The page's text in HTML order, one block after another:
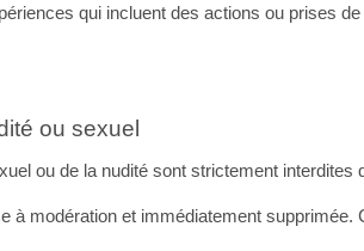
qui incluent des actions ou prises
ou sexuel
ou de la nudité sont strictement
à modération et immédiatement